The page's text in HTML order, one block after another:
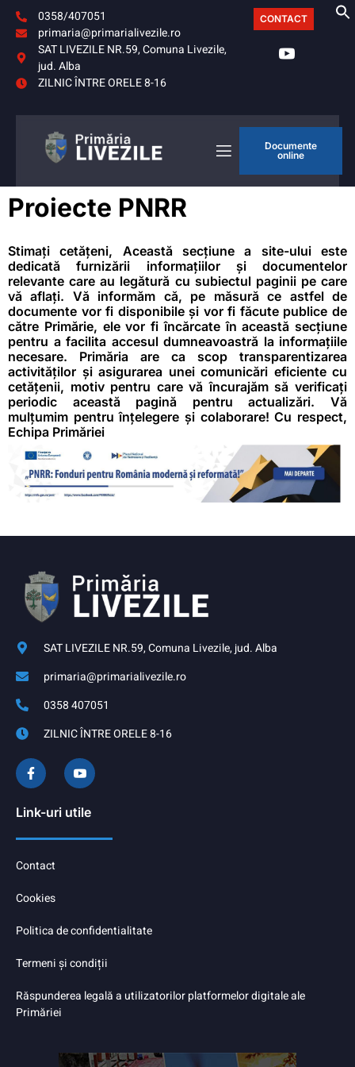
0358/407051
primaria@primarialivezile.ro
SAT LIVEZILE NR.59, Comuna Livezile,
jud. Alba
ZILNIC ÎNTRE ORELE 8-16
CONTACT
Documente
online
Proiecte PNRR
Stimați cetățeni, Această secțiune a site-ului este
dedicată furnizării informațiilor și documentelor
relevante care au legătură cu subiectul paginii pe care
vă aflați. Vă informăm că, pe măsură ce astfel de
documente vor fi disponibile și vor fi făcute publice de
către Primărie, ele vor fi încărcate în această secțiune
pentru a facilita accesul dumneavoastră la informațiile
necesare. Primăria are ca scop transparentizarea
activităților și asigurarea unei comunicări eficiente cu
cetățenii, motiv pentru care vă încurajăm să verificați
periodic această pagină pentru actualizări. Vă
mulțumim pentru înțelegere și colaborare! Cu respect,
Echipa Primăriei
SAT LIVEZILE NR.59, Comuna Livezile, jud. Alba
primaria@primarialivezile.ro
0358 407051
ZILNIC ÎNTRE ORELE 8-16
Link-uri utile
Contact
Cookies
Politica de confidentialitate
Termeni și condiții
Răspunderea legală a utilizatorilor platformelor digitale ale
Primăriei